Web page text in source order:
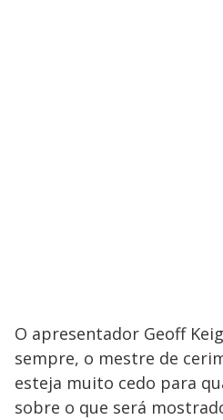
O apresentador Geoff
sempre, o mestre de
esteja muito cedo para
sobre o que será